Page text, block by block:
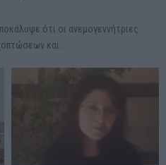
ότι οι ανεμογεννήτριες
και...